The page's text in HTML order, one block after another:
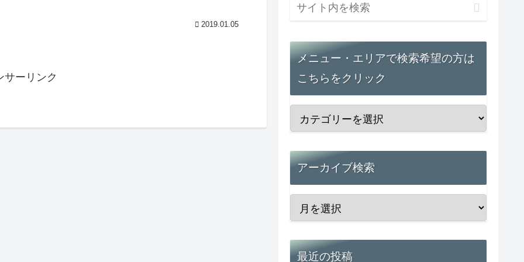
2019.01.05
サーリンク
メニュー・エリアで検索希望の方は
こちらをクリック
アーカイブ検索
最近の投稿